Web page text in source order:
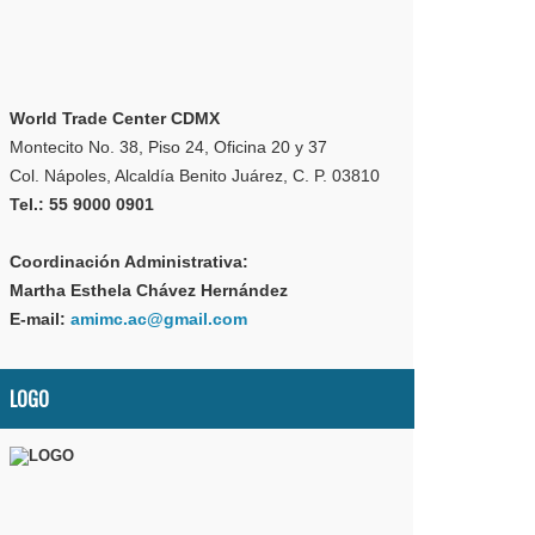
World Trade Center CDMX
Montecito No. 38, Piso 24, Oficina 20 y 37
Col. Nápoles, Alcaldía Benito Juárez, C. P. 03810
Tel.: 55 9000 0901
Coordinación Administrativa:
Martha Esthela Chávez Hernández
E-mail: amimc.ac@gmail.com
LOGO